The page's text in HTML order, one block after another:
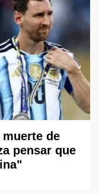
de
pensar que